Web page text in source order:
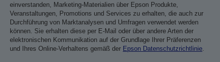
einverstanden, Marketing-Materialien über Epson Produkte,
Veranstaltungen, Promotions und Services zu erhalten, die auch zur
Durchführung von Marktanalysen und Umfragen verwendet werden
können. Sie erhalten diese per E-Mail oder über andere Arten der
elektronischen Kommunikation auf der Grundlage Ihrer Präferenzen
und Ihres Online-Verhaltens gemäß der Epson Datenschutzrichtlinie.